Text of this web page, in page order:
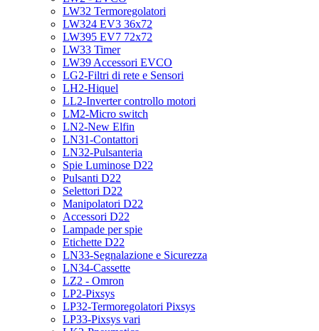
LW32 Termoregolatori
LW324 EV3 36x72
LW395 EV7 72x72
LW33 Timer
LW39 Accessori EVCO
LG2-Filtri di rete e Sensori
LH2-Hiquel
LL2-Inverter controllo motori
LM2-Micro switch
LN2-New Elfin
LN31-Contattori
LN32-Pulsanteria
Spie Luminose D22
Pulsanti D22
Selettori D22
Manipolatori D22
Accessori D22
Lampade per spie
Etichette D22
LN33-Segnalazione e Sicurezza
LN34-Cassette
LZ2 - Omron
LP2-Pixsys
LP32-Termoregolatori Pixsys
LP33-Pixsys vari